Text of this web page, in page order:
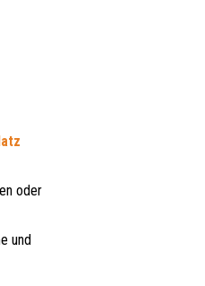
oder
und